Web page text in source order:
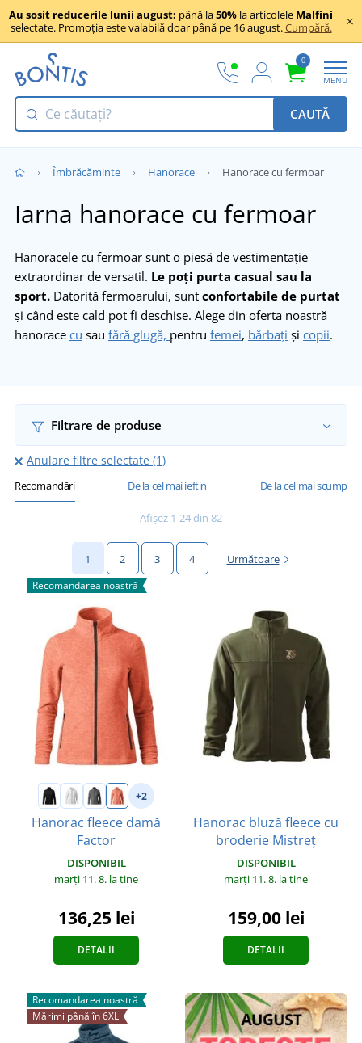
Au sosit reducerile lunii august: până la50% la articolele Malfini
selectate. Promoția este valabilă doar până pe 16 august.Cumpără.
0
MENU
CAUTĂ
Îmbrăcăminte Hanorace Hanorace cu fermoar
Iarna hanorace cu fermoar
Hanoracele cu fermoar sunt o piesă de vestimentație
extraordinar de versatil. Le poți purta casual sau la
sport. Datorită fermoarului, sunt confortabile de purtat
și când este cald pot fi deschise. Alege din oferta noastră
hanorace cu sau fără glugă, pentru femei, bărbați și copii.
Filtrare de produse
Anulare filtre selectate (1)
Recomandări De la cel mai ieftin De la cel mai scump
Afișez 1-24 din 82
1 2 3 4 Următoare
Recomandarea noastră
+2
Hanorac fleece damă
Factor
DISPONIBIL
marți 11. 8. la tine
136,25 lei
DETALII
Hanorac bluză fleece cu
broderie Mistreț
DISPONIBIL
marți 11. 8. la tine
159,00 lei
DETALII
Recomandarea noastră
Mărimi până în 6XL